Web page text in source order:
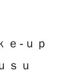
ｅ-ｕｐ
ｓｕ